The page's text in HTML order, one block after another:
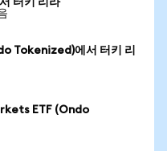
터키 리라
Tokenized)에서 터키 리
ETF (Ondo